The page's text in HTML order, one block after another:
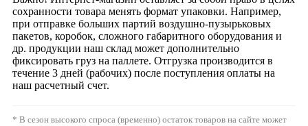
сохранности товара менять формат упаковки. Например,
при отправке больших партий воздушно-пузырьковых
пакетов, коробок, сложного габаритного оборудования и
др. продукции наш склад может дополнительно
фиксировать груз на паллете. Отгрузка производится в
течение 3 дней (рабочих) после поступления оплаты на
наш расчетный счет.
* В сезон высокого спроса (временно) остаток товаров на сайте может